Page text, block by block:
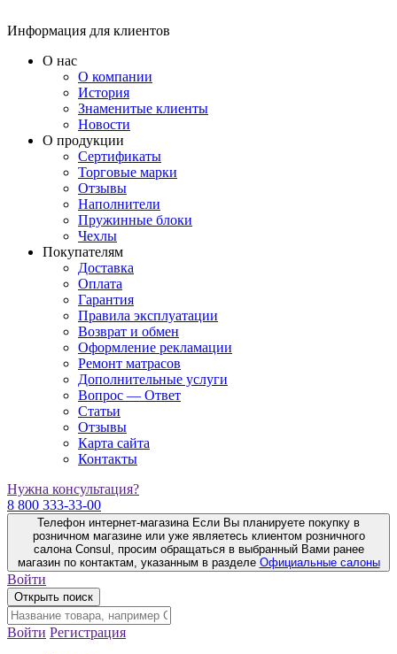
Информация для клиентов
О нас
О компании
История
Знаменитые клиенты
Новости
О продукции
Сертификаты
Торговые марки
Отзывы
Наполнители
Пружинные блоки
Чехлы
Покупателям
Доставка
Оплата
Гарантия
Правила эксплуатации
Возврат и обмен
Оформление рекламации
Ремонт матрасов
Дополнительные услуги
Вопрос — Ответ
Статьи
Отзывы
Карта сайта
Контакты
Нужна консультация?
8 800 333-33-00
Телефон интернет-магазина Если Вы планируете покупку в
розничном магазине или уже являетесь клиентом розничного
салона Consul, просим обращаться в выбранный Вами ранее
магазин по контактам, указанным в разделе Официальные салоны
Войти
Открыть поиск
Войти Регистрация